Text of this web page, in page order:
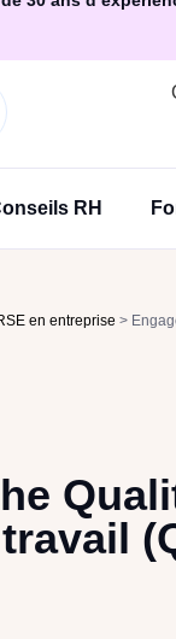
RH
en entreprise >